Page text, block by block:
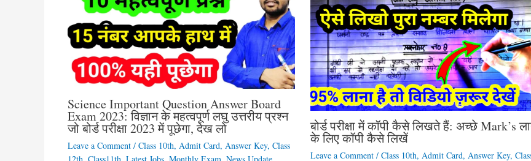
Science Important Question Answer Board
Exam 2023: विज्ञान के महत्वपूर्ण लघु उत्तरीय प्रश्न
जो बोर्ड परीक्षा 2023 में पूछेगा, देख लो
Leave a Comment / Class 10th, Admit Card, Answer Key, Class
बोर्ड परीक्षा में कॉपी कैसे लिखते हैं: अच्छे Mark’s
के लिए कॉपी कैसे लिखें
Leave a Comment / Class 10th, Admit Card, Answer Key,